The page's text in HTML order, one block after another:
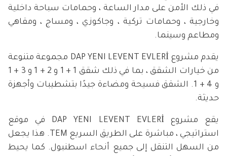
في ذلك الأمن على مدار الساعة ، وحمامات سباحة داخلية
وخارجية ، وحمامات تركية ، وجاكوزي ، ومساج ، ومقاهي
ومطاعم وسينما.
يقدم مشروع DAP YENI LEVENT EVLERİ مجموعة متنوعة
من خيارات الشقق ، بما في ذلك شقق 1 + 1 و 2 + 1 و 3 + 1
و 4 + 1. الشقق فسيحة ومضاءة جيدًا بتشطيبات وأجهزة
حديثة.
يقع مشروع DAP YENI LEVENT EVLERİ في موقع
استراتيجي ، مباشرة على الطريق السريع TEM. هذا يجعل
من السهل التنقل إلى جميع أنحاء اسطنبول. كما يحيط